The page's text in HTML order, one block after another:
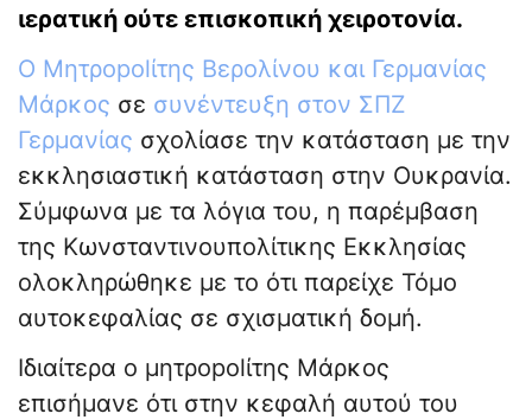
ιερατική ούτε επισκοπική χειροτονία.
Ο Μητρopolίτης Βερολίνου και Γερμανίας
Μάρκος σε συνέντευξη στον ΣΠΖ
Γερμανίας σχολίασε την κατάσταση με την
εκκλησιαστική κατάσταση στην Ουκρανία.
Σύμφωνα με τα λόγια του, η παρέμβαση
της Κωνσταντινουπολίτικης Εκκλησίας
ολοκληρώθηκε με το ότι παρείχε Τόμο
αυτοκεφαλίας σε σχισματική δομή.
Ιδιαίτερα ο μητρopolίτης Μάρκος
επισήμανε ότι στην κεφαλή αυτού του